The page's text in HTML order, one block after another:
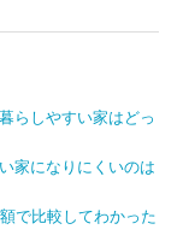
らしやすい家はどっ
家になりにくいのは
で比較してわかった